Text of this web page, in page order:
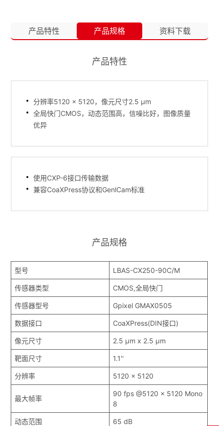
产品特性 产品规格 资料下载
产品特性
分辨率5120 × 5120，像元尺寸2.5 µm
全局快门CMOS，动态范围高，信噪比好，图像质量
优异
使用CXP-6接口传输数据
兼容CoaXPress协议和GenlCam标准
产品规格
型号 LBAS-CX250-90C/M
传感器类型 CMOS,全局快门
传感器型号 Gpixel GMAX0505
数据接口 CoaXPress(DIN接口)
像元尺寸 2.5 μm x 2.5 μm
靶面尺寸 1.1''
分辨率 5120 x 5120
最大帧率
90 fps @5120 x 5120 Mono
8
动态范围 65 dB